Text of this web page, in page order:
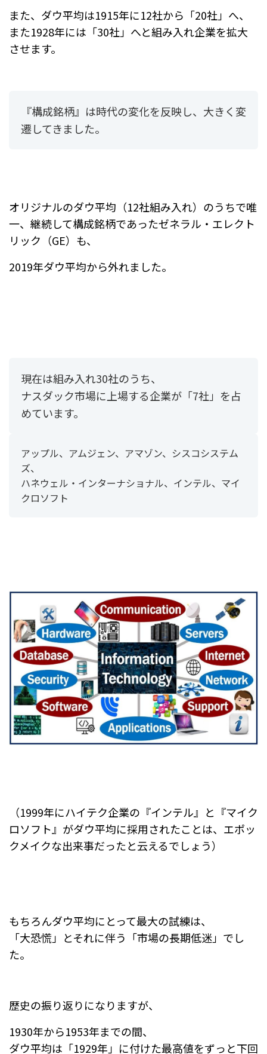
また、ダウ平均は1915年に12社から「20社」へ、
また1928年には「30社」へと組み入れ企業を拡大
させます。
『構成銘柄』は時代の変化を反映し、大きく変
遷してきました。
オリジナルのダウ平均（12社組み入れ）のうちで唯
一、継続して構成銘柄であったゼネラル・エレクト
リック（GE）も、
2019年ダウ平均から外れました。
現在は組み入れ30社のうち、
ナスダック市場に上場する企業が「7社」を占
めています。
アップル、アムジェン、アマゾン、シスコシステム
ズ、
ハネウェル・インターナショナル、インテル、マイ
クロソフト
（1999年にハイテク企業の『インテル』と『マイク
ロソフト』がダウ平均に採用されたことは、エポッ
クメイクな出来事だったと云えるでしょう）
もちろんダウ平均にとって最大の試練は、
「大恐慌」とそれに伴う「市場の長期低迷」でし
た。
歴史の振り返りになりますが、
1930年から1953年までの間、
ダウ平均は「1929年」に付けた最高値をずっと下回